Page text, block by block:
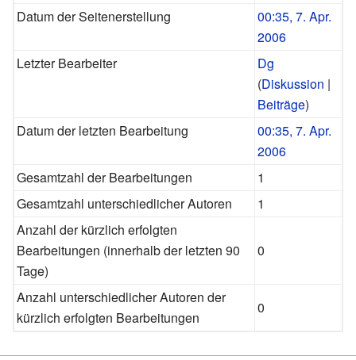
Datum der Seitenerstellung
00:35, 7. Apr.
2006
Letzter Bearbeiter
Dg
(Diskussion |
Beiträge)
Datum der letzten Bearbeitung
00:35, 7. Apr.
2006
Gesamtzahl der Bearbeitungen
1
Gesamtzahl unterschiedlicher Autoren
1
Anzahl der kürzlich erfolgten
Bearbeitungen (innerhalb der letzten 90
Tage)
0
Anzahl unterschiedlicher Autoren der
kürzlich erfolgten Bearbeitungen
0